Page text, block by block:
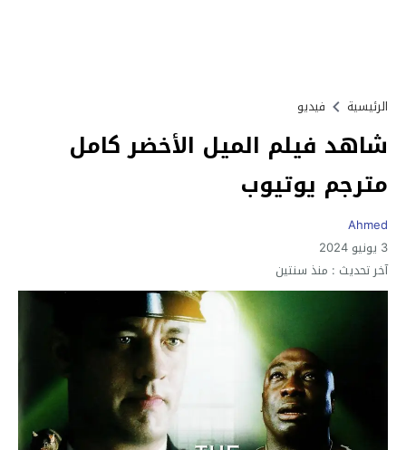
الرئيسية فيديو
شاهد فيلم الميل الأخضر كامل
مترجم يوتيوب
Ahmed
3 يونيو 2024
آخر تحديث : منذ سنتين